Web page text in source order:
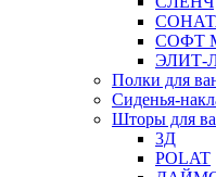
СОФТ
ЭЛИТ-
Полки для
Сиденья-
Шторы для
3Д
POLAT